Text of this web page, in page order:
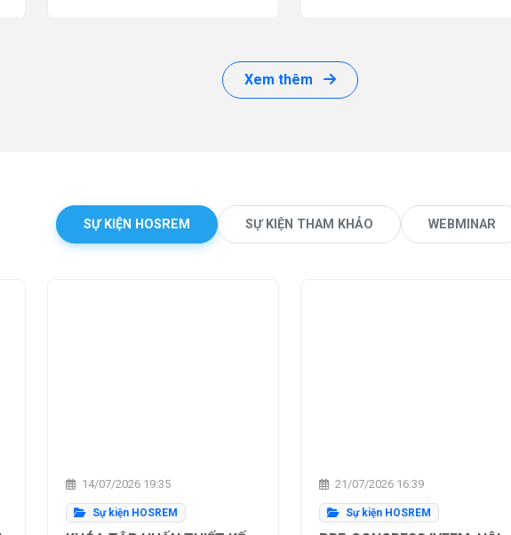
Xem thêm
SỰ KIỆN HOSREM SỰ KIỆN THAM KHẢO WEBMINAR
14/07/2026 19:35
Sự kiện HOSREM
21/07/2026 16:39
Sự kiện HOSREM